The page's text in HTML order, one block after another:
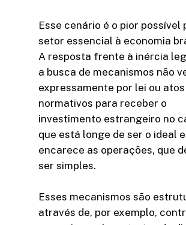
Esse cenário é o pior possível
setor essencial à economia
A resposta frente à inércia
a busca de mecanismos não
expressamente por lei ou atos
normativos para receber o
investimento estrangeiro no
que está longe de ser o ideal e
encarece as operações, que
ser simples.
Esses mecanismos são
através de, por exemplo,